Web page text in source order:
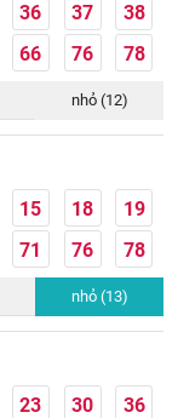
36 37
38
66 76 78
nhỏ (12)
15 18
19
71 76 78
nhỏ (13)
23 30
36